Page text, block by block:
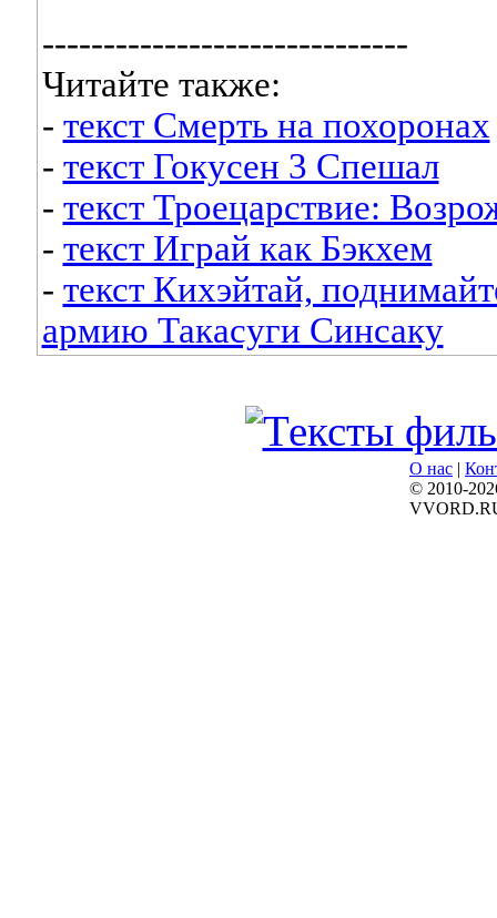
------------------------------
Читайте также:
- текст Смерть на похоронах
- текст Гокусен 3 Спешал
- текст Троецарствие:
- текст Играй как Бэкхем
- текст Кихэйтай,
армию Такасуги Синсаку
О нас |
© 2010-